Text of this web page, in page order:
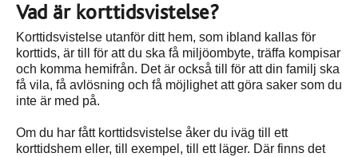
Vad är korttidsvistelse?
Korttidsvistelse utanför ditt hem, som ibland kallas för
korttids, är till för att du ska få miljöombyte, träffa kompisar
och komma hemifrån. Det är också till för att din familj ska
få vila, få avlösning och få möjlighet att göra saker som du
inte är med på.
Om du har fått korttidsvistelse åker du iväg till ett
korttidshem eller, till exempel, till ett läger. Där finns det